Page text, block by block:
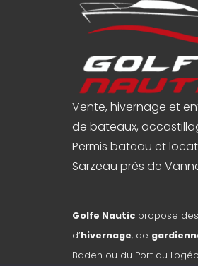
Vente, hivernage et
de bateaux,
Permis bateau et
Sarzeau près de
Golfe Nautic propose des
d’hivernage, de
Baden ou du Port du